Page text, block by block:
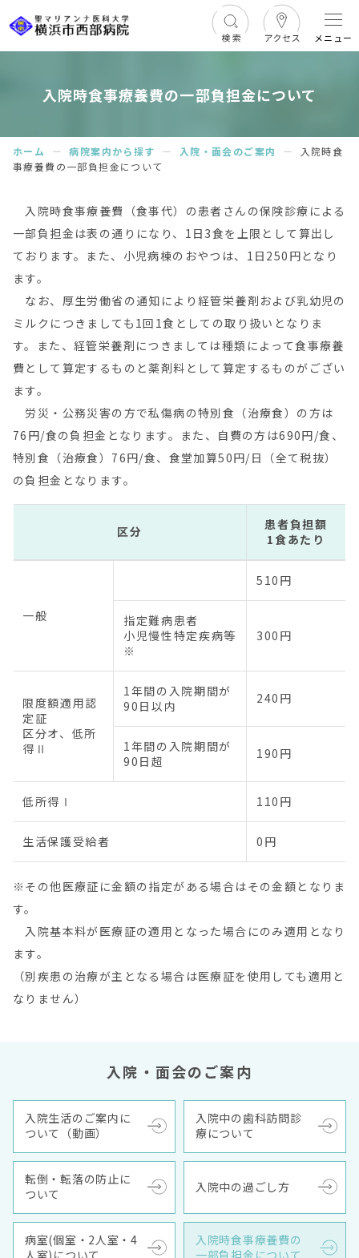
メニュー
入院時食事療養費の一部負担金について
ホーム ー 病院案内から探す ー 入院・面会のご案内 ー
入院時食
事療養費の一部負担金について
入院時食事療養費（食事代）の患者さんの保険診療による
一部負担金は表の通りになり、1日3食を上限として算出し
ております。また、小児病棟のおやつは、1日250円となり
ます。
なお、厚生労働省の通知により経管栄養剤および乳幼児の
ミルクにつきましても1回1食としての取り扱いとなりま
す。また、経管栄養剤につきましては種類によって食事療養
費として算定するものと薬剤料として算定するものがござい
ます。
労災・公務災害の方で私傷病の特別食（治療食）の方は
76円/食の負担金となります。また、自費の方は690円/食、
特別食（治療食）76円/食、食堂加算50円/日（全て税抜）
の負担金となります。
区分
患者負担額
1食あたり
一般
510円
指定難病患者
小児慢性特定疾病等
※
300円
限度額適用認
定証
区分オ、低所
得Ⅱ
1年間の入院期間が
90日以内
240円
1年間の入院期間が
90日超
190円
低所得Ⅰ 110円
生活保護受給者 0円
※その他医療証に金額の指定がある場合はその金額となりま
す。
入院基本料が医療証の適用となった場合にのみ適用となり
ます。
（別疾患の治療が主となる場合は医療証を使用しても適用と
なりません）
入院・面会のご案内
入院生活のご案内に
ついて（動画）
入院中の歯科訪問診
療について
転倒・転落の防止に
ついて
入院中の過ごし方
病室(個室・2人室・4
人室)について
入院時食事療養費の
一部負担金について